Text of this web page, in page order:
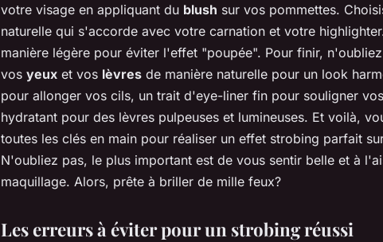
votre visage en appliquant du blush sur vos pommettes.
naturelle qui s'accorde avec votre carnation et votre
manière légère pour éviter l'effet "poupée". Pour finir,
vos yeux et vos lèvres de manière naturelle pour un look
pour allonger vos cils, un trait d'eye-liner fin pour souligner
hydratant pour des lèvres pulpeuses et lumineuses. Et voilà,
toutes les clés en main pour réaliser un effet strobing parfait
N'oubliez pas, le plus important est de vous sentir belle et à
maquillage. Alors, prête à briller de mille feux?
Les erreurs à éviter pour un strobing réussi